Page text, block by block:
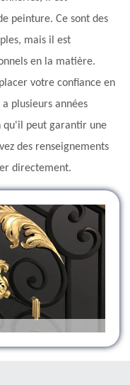
peinture. Ce sont des
mais il est
en la matière.
votre confiance en
plusieurs années
qu'il peut garantir une
des renseignements
directement.